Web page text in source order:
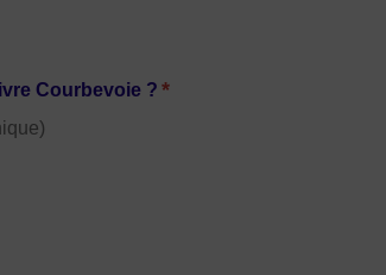
Courbevoie ? *